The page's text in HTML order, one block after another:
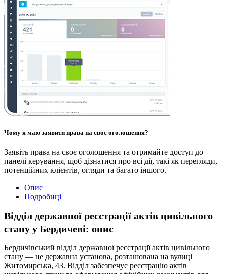
Чому я маю заявити права на своє оголошення?
Заявіть права на своє оголошення та отримайте доступ до
панелі керування, щоб дізнатися про всі дії, такі як перегляди,
потенційних клієнтів, огляди та багато іншого.
Опис
Подробиці
Відділ державної реєстрації актів цивільного
стану у Бердичеві: опис
Бердичівський відділ державної реєстрації актів цивільного
стану — це державна установа, розташована на вулиці
Житомирська, 43. Відділ забезпечує реєстрацію актів